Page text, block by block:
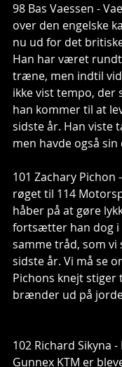
98 Bas Vaessen -
over den engelske
nu ud for det
Han har været
træne, men indtil
ikke vist tempo, der
han kommer til at
sidste år. Han viste
men havde også sin
101 Zachary Pichon
røget til 114
håber på at gøre
fortsætter han dog i
samme tråd, som vi
sidste år. Vi må se
Pichons knejt stiger
brænder ud på
102 Richard Sikyna -
Gunnex KTM er